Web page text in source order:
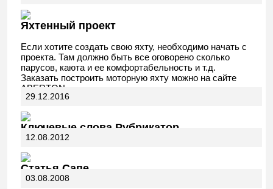
Яхтенный проект
Если хотите создать свою яхту, необходимо начать с
проекта. Там должно быть все оговорено сколько
парусов, каюта и ее комфортабельность и т.д.
Заказать построить моторную яхту можно на сайте
ABERTON.
29.12.2016
Ключевые слова Рубрикатор
12.08.2012
Статья Сапе
03.08.2008